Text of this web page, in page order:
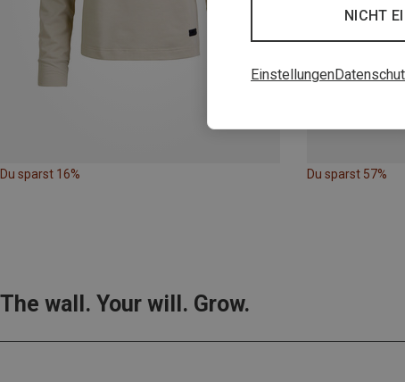
Du sparst 16% Du sparst 57%
The wall. Your will. Grow.
NICHT
Einstellungen